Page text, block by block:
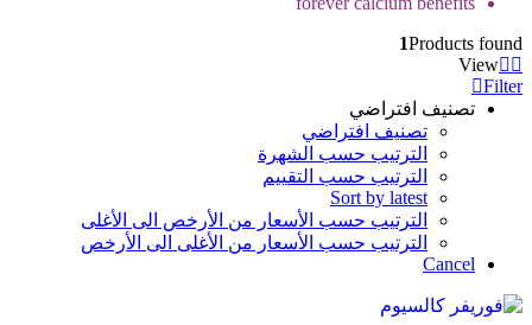
1Products found
View
Filter
تصنيف افتراضي
تصنيف افتراضي
الترتيب حسب الشهرة
الترتيب حسب التقييم
Sort by latest
الترتيب حسب الأسعار من الأرخص الى الأغلى
الترتيب حسب الأسعار من الأغلى الى الأرخص
Cancel